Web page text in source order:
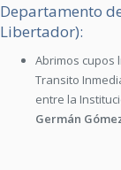
Departamento
Libertador):
Abrimos cupos
Transito
entre la
Germán